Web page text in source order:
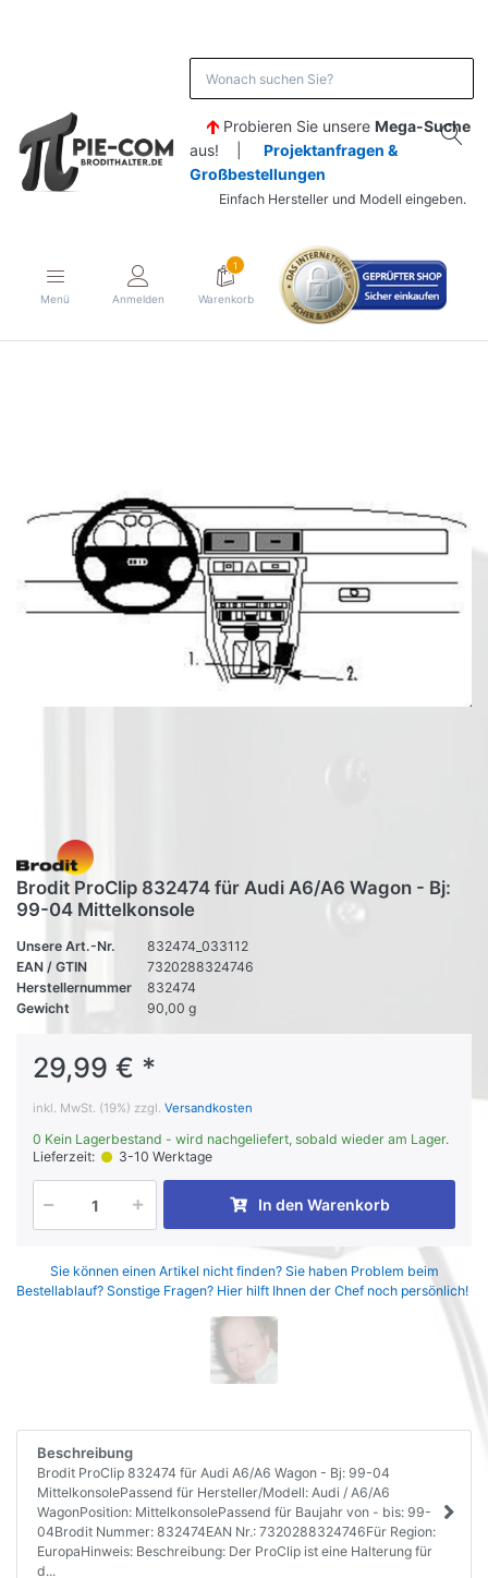
Probieren Sie unsere Mega-Suche
aus! | Projektanfragen &
Großbestellungen
Einfach Hersteller und Modell eingeben.
Menü Anmelden
1
Warenkorb
Brodit ProClip 832474 für Audi A6/A6 Wagon - Bj:
99-04 Mittelkonsole
Unsere Art.-Nr.
832474_033112
EAN / GTIN
7320288324746
Herstellernummer
832474
Gewicht
90,00 g
29,99 € *
inkl. MwSt. (19%) zzgl. Versandkosten
0 Kein Lagerbestand - wird nachgeliefert, sobald wieder am Lager.
Lieferzeit:
3-10 Werktage
In den Warenkorb
Sie können einen Artikel nicht finden? Sie haben Problem beim
Bestellablauf? Sonstige Fragen? Hier hilft Ihnen der Chef noch persönlich!
Beschreibung
Brodit ProClip 832474 für Audi A6/A6 Wagon - Bj: 99-04
MittelkonsolePassend für Hersteller/Modell: Audi / A6/A6
WagonPosition: MittelkonsolePassend für Baujahr von - bis: 99-
04Brodit Nummer: 832474EAN Nr.: 7320288324746Für Region:
EuropaHinweis: Beschreibung: Der ProClip ist eine Halterung für
d...